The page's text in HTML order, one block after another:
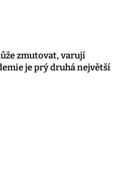
zmutovat, varují
je prý druhá největší